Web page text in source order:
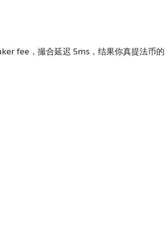
fee，撮合延迟 5ms，结果你真提法币的